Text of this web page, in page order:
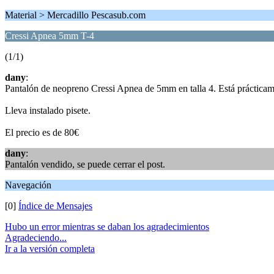
Material > Mercadillo Pescasub.com
Cressi Apnea 5mm T-4
(1/1)
dany:
Pantalón de neopreno Cressi Apnea de 5mm en talla 4. Está
Lleva instalado pisete.
El precio es de 80€
dany:
Pantalón vendido, se puede cerrar el post.
Navegación
[0] Índice de Mensajes
Hubo un error mientras se daban los agradecimientos
Agradeciendo...
Ir a la versión completa